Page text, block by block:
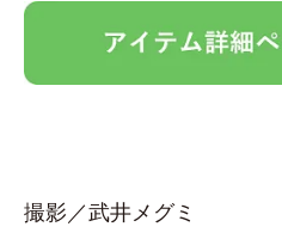
撮影／武井メグミ